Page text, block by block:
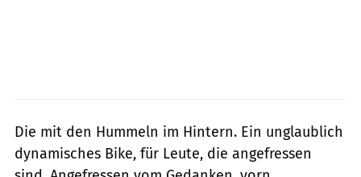
Die mit den Hummeln im Hintern. Ein unglaublich
dynamisches Bike, für Leute, die angefressen